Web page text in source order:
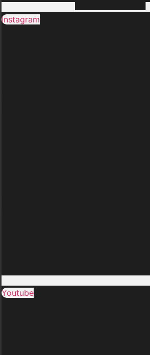
Instagram
Youtube